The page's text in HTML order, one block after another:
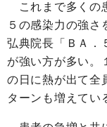
これまで多くの
５の感染力の強
弘典院長「ＢＡ．
が強い方が多い。
の日に熱が出て全
ターンも増えてい